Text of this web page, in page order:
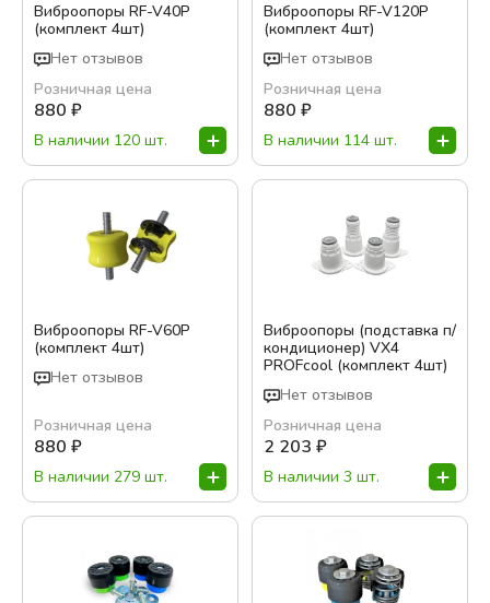
Бренд:
PROFcool
Цвет:
Белый
Показать варианты
Виброопоры RF-V40P
(комплект 4шт)
Нет отзывов
Розничная цена
880 ₽
В наличии 120 шт.
Виброопоры RF-V120P
(комплект 4шт)
Нет отзывов
Розничная цена
880 ₽
В наличии 114 шт.
Виброопоры RF-V60P
(комплект 4шт)
Нет отзывов
Розничная цена
880 ₽
В наличии 279 шт.
Виброопоры (подставка п/
кондиционер) VX4
PROFcool (комплект 4шт)
Нет отзывов
Розничная цена
2 203 ₽
В наличии 3 шт.